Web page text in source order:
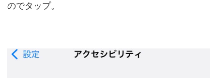
のでタップ。